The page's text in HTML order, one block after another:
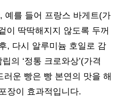
예를 들어 프랑스 바게트(가
이 딱딱해지지 않도록 두꺼
, 다시 알루미늄 호일로 감
의 ‘정통 크로와상’(가격
러운 빵은 빵 본연의 맛을 해
장이 효과적입니다.